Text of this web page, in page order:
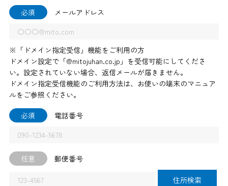
必須 メールアドレス
※「ドメイン指定受信」機能をご利用の方
ドメイン設定で「@mitojuhan.co.jp」を受信可能にしてくださ
い。設定されていない場合、返信メールが届きません。
ドメイン指定受信機能のご利用方法は、お使いの端末のマニュア
ルをご参照ください。
必須 電話番号
任意 郵便番号
住所検索